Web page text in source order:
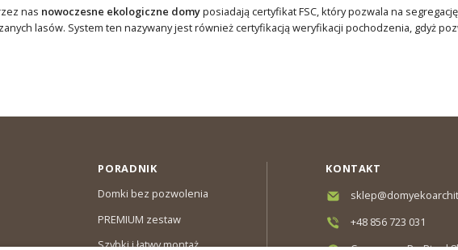
nas nowoczesne ekologiczne domyposiadają certyfikat FSC, który pozwala na
lasów. System ten nazywany jest również certyfikacją weryfikacji pochodzenia, gdyż
PORADNIK
Domki bez pozwolenia
PREMIUM zestaw
Szybki i łatwy montaż
KONTAKT
+48 856 723 031